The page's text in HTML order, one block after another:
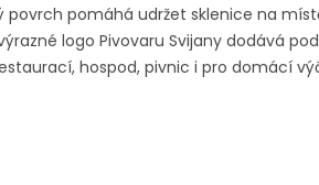
povrch pomáhá udržet sklenice na
logo Pivovaru Svijany dodává
hospod, pivnic i pro domácí